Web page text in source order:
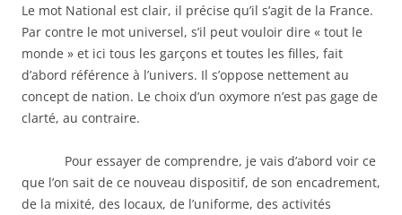
Le mot National est clair, il précise qu’il s’agit de la France.
Par contre le mot universel, s’il peut vouloir dire « tout le
monde » et ici tous les garçons et toutes les filles, fait
d’abord référence à l’univers. Il s’oppose nettement au
concept de nation. Le choix d’un oxymore n’est pas gage de
clarté, au contraire.
Pour essayer de comprendre, je vais d’abord voir ce
que l’on sait de ce nouveau dispositif, de son encadrement,
de la mixité, des locaux, de l’uniforme, des activités